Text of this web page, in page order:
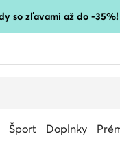
so zľavami až do -35%!
Šport Doplnky